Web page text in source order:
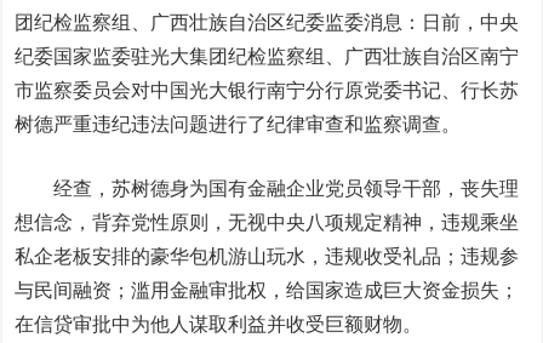
团纪检监察组、广西壮族自治区纪委监委消息：日前，中央
纪委国家监委驻光大集团纪检监察组、广西壮族自治区南宁
市监察委员会对中国光大银行南宁分行原党委书记、行长苏
树德严重违纪违法问题进行了纪律审查和监察调查。
经查，苏树德身为国有金融企业党员领导干部，丧失理
想信念，背弃党性原则，无视中央八项规定精神，违规乘坐
私企老板安排的豪华包机游山玩水，违规收受礼品；违规参
与民间融资；滥用金融审批权，给国家造成巨大资金损失；
在信贷审批中为他人谋取利益并收受巨额财物。